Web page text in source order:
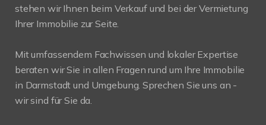
stehen wir Ihnen beim Verkauf und bei der Vermietung
Ihrer Immobilie zur Seite.
Mit umfassendem Fachwissen und lokaler Expertise
beraten wir Sie in allen Fragen rund um Ihre Immobilie
in Darmstadt und Umgebung. Sprechen Sie uns an -
wir sind für Sie da.